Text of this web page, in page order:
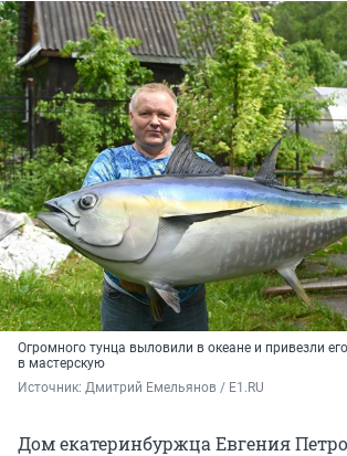
Огромного тунца выловили в океане и привезли
в мастерскую
Источник: Дмитрий Емельянов / E1.RU
Дом екатеринбуржца Евгения